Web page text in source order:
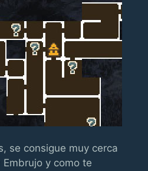
se consigue muy cerca
y como te